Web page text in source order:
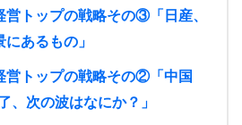
営トップの戦略その③「日産、
あるもの」
営トップの戦略その②「中国
、次の波はなにか？」